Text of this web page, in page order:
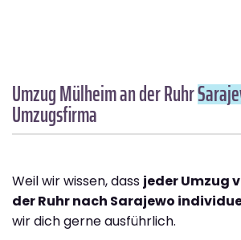
Umzug Mülheim an der Ruhr
Umzugsfirma
Weil wir wissen, dass jeder Umzug
der Ruhr nach Sarajewo
wir dich gerne ausführlich.